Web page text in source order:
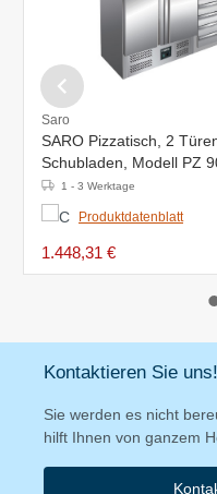
Saro
SARO Pizzatisch, 2
Schubladen, Modell PZ
1 - 3 Werktage
Produktdatenblatt
1.448,31 €
Kontaktieren Sie
Sie werden es nicht
hilft Ihnen von ganzem